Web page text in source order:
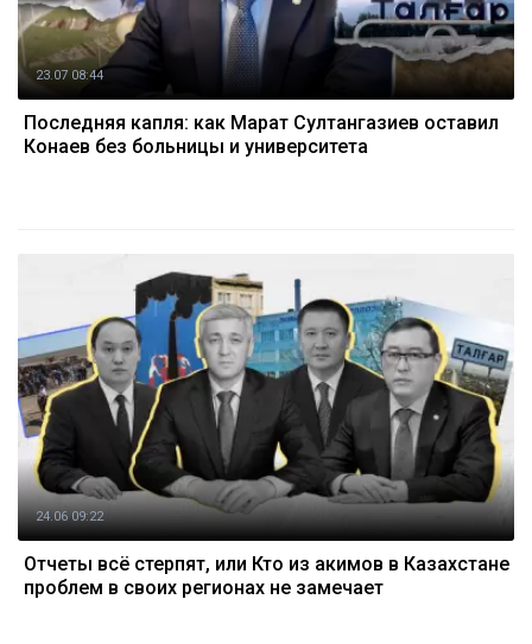
23.07 08:44
Последняя капля: как Марат Султангазиев оставил
Конаев без больницы и университета
24.06 09:22
Отчеты всё стерпят, или Кто из акимов в Казахстане
проблем в своих регионах не замечает